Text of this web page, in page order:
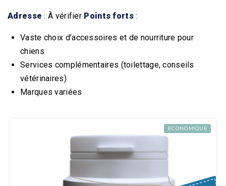
Adresse : À vérifier Points forts:
Vaste choix d’accessoires et de nourriture pour
chiens
Services complémentaires (toilettage, conseils
vétérinaires)
Marques variées
ECONOMIQUE